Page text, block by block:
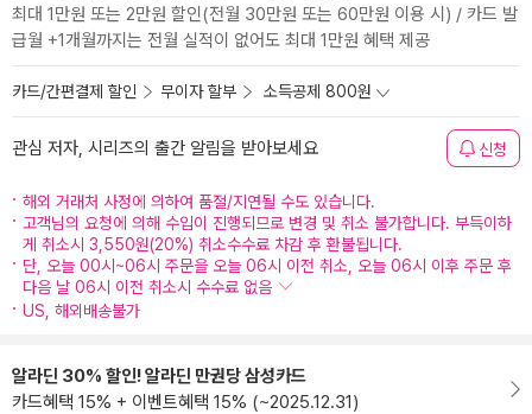
최대 1만원 또는 2만원 할인(전월 30만원 또는 60만원 이용 시) / 카드 발
급월 +1개월까지는 전월 실적이 없어도 최대 1만원 혜택 제공
카드/간편결제 할인 무이자 할부 소득공제 800원
관심 저자, 시리즈의 출간 알림을 받아보세요 신청
해외 거래처 사정에 의하여 품절/지연될 수도 있습니다.
고객님의 요청에 의해 수입이 진행되므로 변경 및 취소 불가합니다. 부득이하
게 취소시 3,550원(20%) 취소수수료 차감 후 환불됩니다.
단, 오늘 00시~06시 주문을 오늘 06시 이전 취소, 오늘 06시 이후 주문 후
다음 날 06시 이전 취소시 수수료 없음
US, 해외배송불가
알라딘 30% 할인! 알라딘 만권당 삼성카드
카드혜택 15% + 이벤트혜택 15% (~2025.12.31)